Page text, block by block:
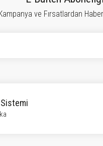
ve Fırsatlardan